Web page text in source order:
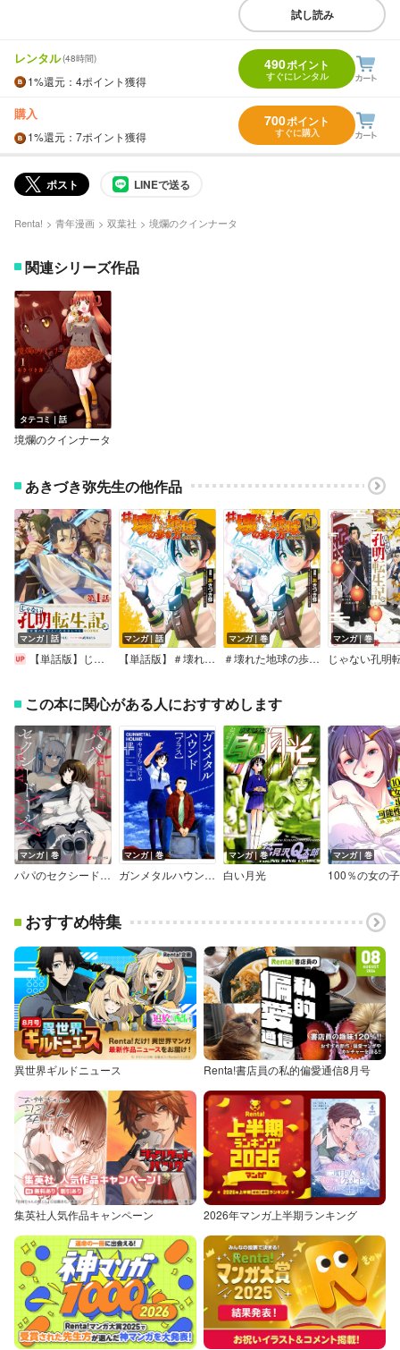
試し読み
レンタル(48時間)
1%還元 ：4ポイント獲得
490ポイント
すぐにレンタル
購入
1%還元 ：7ポイント獲得
700ポイント
すぐに購入
ポスト LINEで送る
Renta! 青年漫画 双葉社 境爛のクインナータ
関連シリーズ作品
タテコミ｜話
境爛のクインナータ
あきづき弥先生の他作品
マンガ｜話
【単話版】じゃない孔明転生記。軍師の師だといわれましても＠COMIC
マンガ｜話
【単話版】＃壊れた地球の歩き方＠COMIC
マンガ｜巻
＃壊れた地球の歩き方＠COMIC
マンガ｜巻
この本に関心がある人におすすめします
マンガ｜巻
パパのセクシードール
マンガ｜巻
ガンメタルハウンド【プラス】
マンガ｜巻
白い月光
マンガ｜巻
おすすめ特集
異世界ギルドニュース Renta!書店員の私的偏愛通信8月号
集英社人気作品キャンペーン 2026年マンガ上半期ランキング